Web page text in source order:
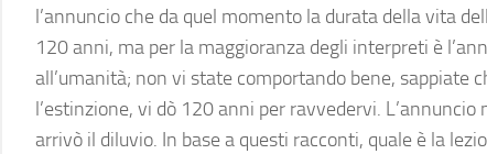
l’annuncio che da quel momento la durata della vita
120 anni, ma per la maggioranza degli interpreti è
all’umanità; non vi state comportando bene, sappiate
l’estinzione, vi dò 120 anni per ravvedervi.
arrivò il diluvio. In base a questi racconti, quale è la